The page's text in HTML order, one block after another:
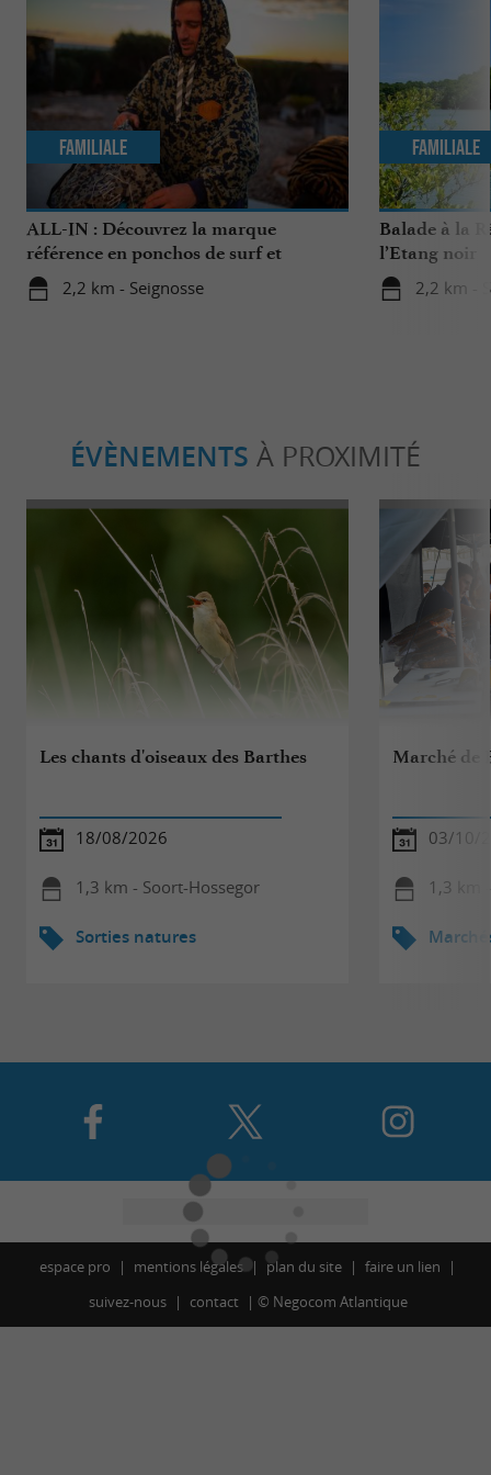
ALL-IN : Découvrez la marque
référence en ponchos de surf et
accessoires de sports nautiques !
2,2 km - Seignosse
Familiale
Balade à la
l’Etang noir
2,2 km -
Familiale
ÉVÈNEMENTS À PROXIMITÉ
Les chants d'oiseaux des Barthes
18/08/2026
1,3 km - Soort-Hossegor
Sorties natures
Marché de
03/10/
1,3 km
espace pro mentions légales plan du site
faire un lien
suivez-nous
contact © Negocom Atlantique